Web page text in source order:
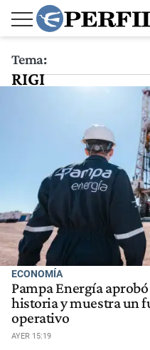
Tema:
RIGI
ECONOMÍA
Pampa Energía
historia y muestra un
operativo
AYER 15:19